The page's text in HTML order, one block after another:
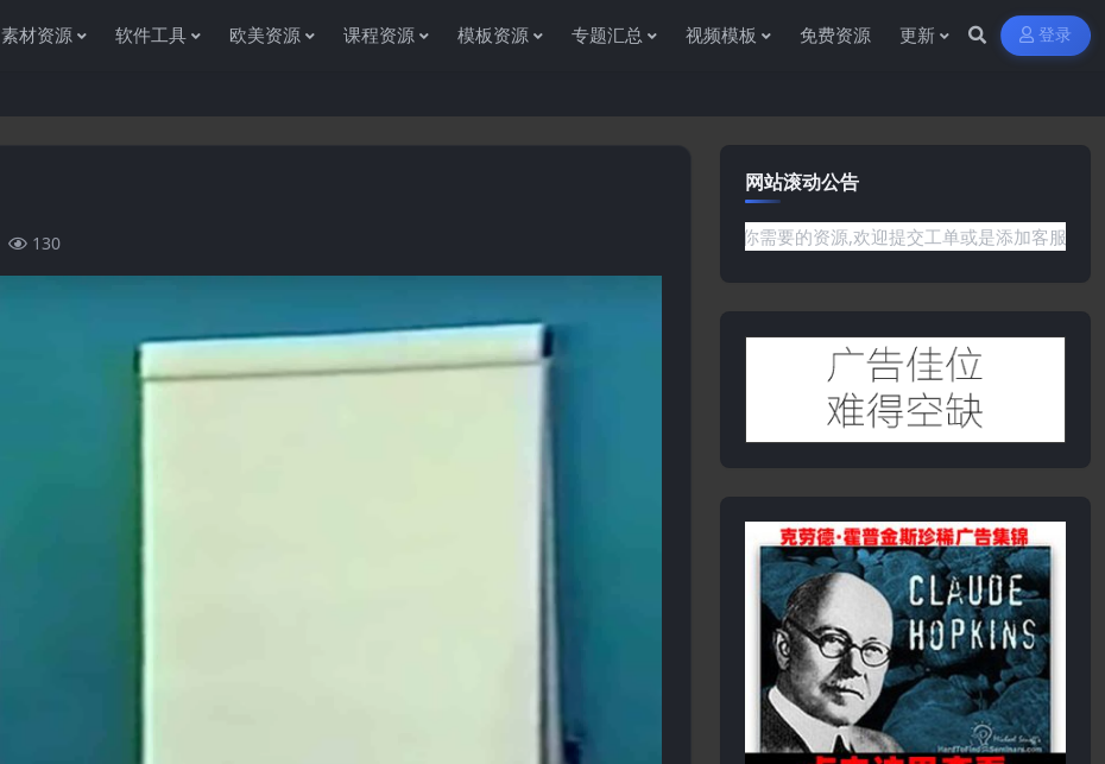
素材资源 软件工具 欧美资源 课程资源 模板资源 专题汇总 视频模板 免费资源 更新 登录
130
网站滚动公告
感谢您访问资源杂货铺获取各种信息资源!如果遇到任何问题或是网站没有你需要的资源,欢迎提交工单或是添加客服微信:ywb386获